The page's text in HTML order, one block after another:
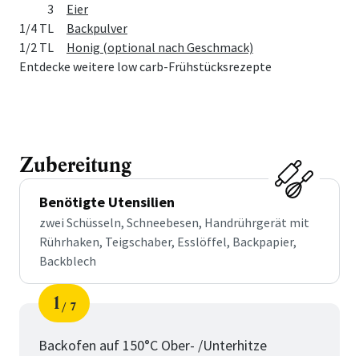
3
Eier
1/4 TL
Backpulver
1/2 TL
Honig (optional nach Geschmack)
Entdecke weitere low carb-Frühstücksrezepte
Zubereitung
Benötigte Utensilien
zwei Schüsseln, Schneebesen, Handrührgerät mit
Rührhaken, Teigschaber, Esslöffel, Backpapier,
Backblech
Schritt
1
von
7
Backofen auf 150°C Ober- /Unterhitze